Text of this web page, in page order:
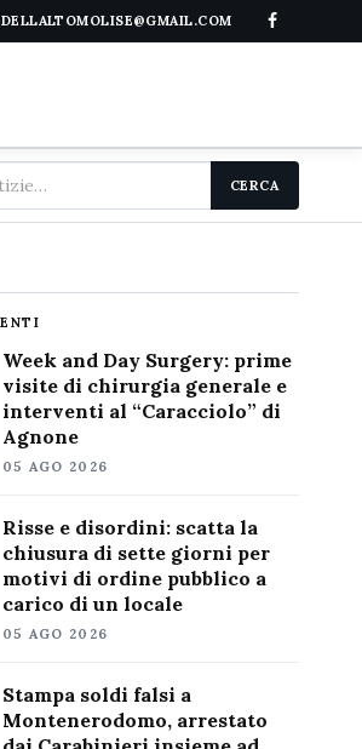
CERCA
Week and Day Surgery: prime
visite di chirurgia generale e
interventi al “Caracciolo” di
Agnone
05 AGO 2026
Risse e disordini: scatta la
chiusura di sette giorni per
motivi di ordine pubblico a
carico di un locale
05 AGO 2026
Stampa soldi falsi a
Montenerodomo, arrestato